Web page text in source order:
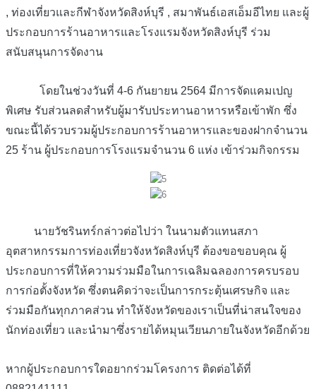
, ท่องเที่ยวและกีฬาจังหวัดสิงห์บุรี , สมาพันธ์เอสเอ็มอีไทย และผู้
ประกอบการร้านอาหารและโรงแรมจังหวัดสิงห์บุรี ร่วม
สนับสนุนการจัดงาน
โดยในช่วงวันที่ 4-6 กันยายน 2564 มีการจัดแคมเปญ
พิเศษ รับส่วนลดสำหรับผู้มารับประทานอาหารหรือเข้าพัก ซึ่ง
ขณะนี้ได้รวบรวมผู้ประกอบการร้านอาหารและของฝากจำนวน
25 ร้าน ผู้ประกอบการโรงแรมจำนวน 6 แห่ง เข้าร่วมกิจกรรม
นายวัชรินทร์กล่าวต่อไปว่า ในนามตัวแทนสภา
อุตสาหกรรมการท่องเที่ยวจังหวัดสิงห์บุรี ต้องขอขอบคุณ ผู้
ประกอบการที่ให้ความร่วมมือในการเฉลิมฉลองการครบรอบ
การก่อตั้งจังหวัด ซึ่งตนคิดว่าจะเป็นการกระตุ้นเศรษกิจ และ
ร่วมมือกันทุกภาคส่วน ทำให้จังหวัดของเราเป็นที่น่าสนใจของ
นักท่องเที่ยว และนำมาซึ่งรายได้หมุนเวียนภายในจังหวัดอีกด้วย
หากผู้ประกอบการใดอยากร่วมโครงการ ติดต่อได้ที่